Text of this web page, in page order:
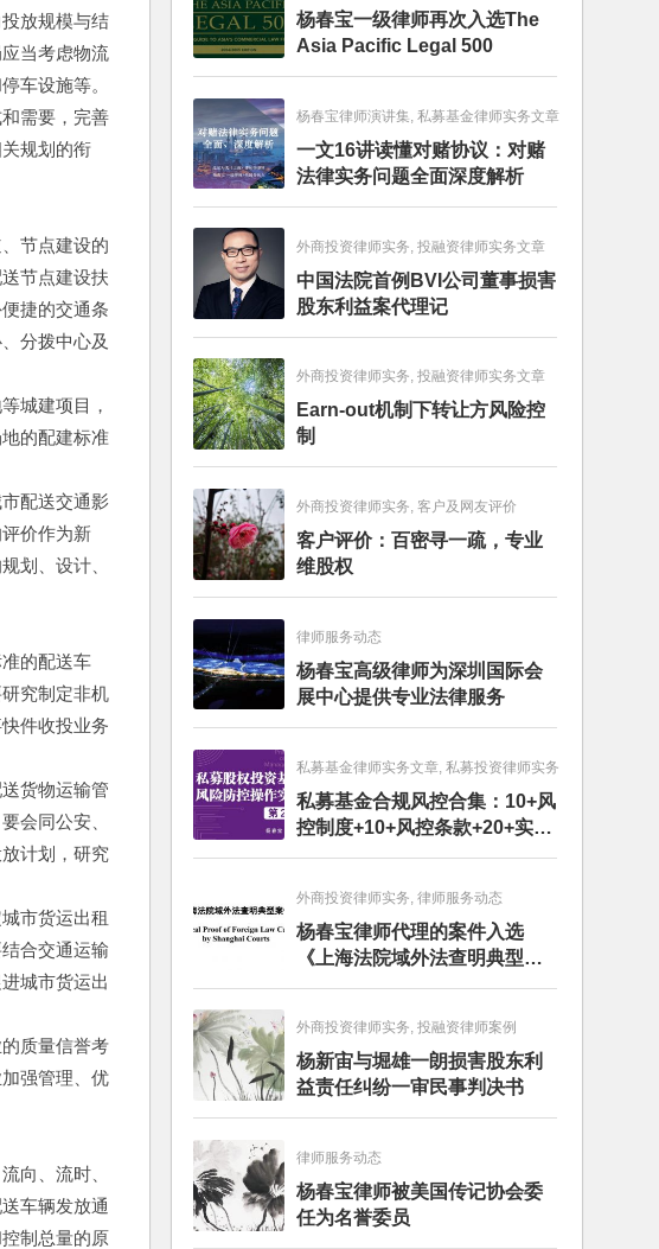
放规模与结
当考虑物流
车设施等。
需要，完善
规划的衔
节点建设的
节点建设扶
捷的交通条
分拨中心及
城建项目，
的配建标准
配送交通影
价作为新
划、设计、
的配送车
究制定非机
件收投业务
货物运输管
会同公安、
计划，研究
市货运出租
合交通运输
城市货运出
质量信誉考
强管理、优
向、流时、
车辆发放通
制总量的原
杨春宝一级律师再次入选The
Asia Pacific Legal 500
杨春宝律师演讲集, 私募基金律师实务文章
一文16讲读懂对赌协议：对赌
法律实务问题全面深度解析
外商投资律师实务, 投融资律师实务文章
中国法院首例BVI公司董事损害
股东利益案代理记
外商投资律师实务, 投融资律师实务文章
Earn-out机制下转让方风险控
制
外商投资律师实务, 客户及网友评价
客户评价：百密寻一疏，专业
维股权
律师服务动态
杨春宝高级律师为深圳国际会
展中心提供专业法律服务
私募基金律师实务文章, 私募投资律师实务
私募基金合规风控合集：10+风
控制度+10+风控条款+20+实务
文章+每月动态
外商投资律师实务, 律师服务动态
杨春宝律师代理的案件入选
《上海法院域外法查明典型案
例》
外商投资律师实务, 投融资律师案例
杨新宙与堀雄一朗损害股东利
益责任纠纷一审民事判决书
律师服务动态
杨春宝律师被美国传记协会委
任为名誉委员